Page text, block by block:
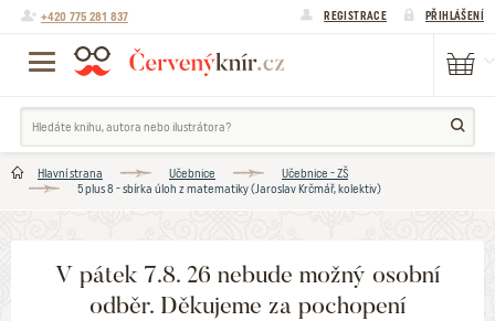
+420 775 281 837 REGISTRACE PŘIHLÁŠENÍ
Hlavní strana Učebnice
Učebnice - ZŠ
5 plus 8 - sbírka úloh z matematiky (Jaroslav Krčmář, kolektiv)
V pátek 7.8. 26 nebude možný osobní
odběr. Děkujeme za pochopení